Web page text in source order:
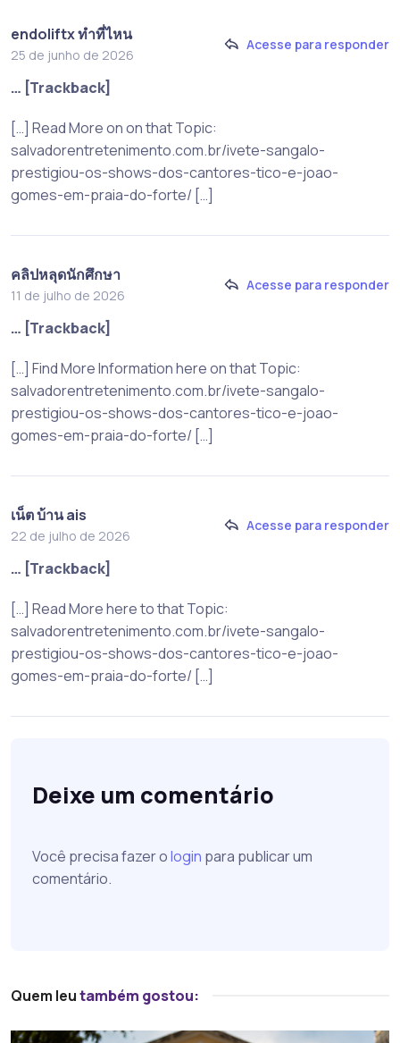
endoliftx ทำที่ไหน
25 de junho de 2026
Acesse para responder
… [Trackback]
[…] Read More on on that Topic:
salvadorentretenimento.com.br/ivete-sangalo-
prestigiou-os-shows-dos-cantores-tico-e-joao-
gomes-em-praia-do-forte/ […]
คลิปหลุดนักศึกษา
11 de julho de 2026
Acesse para responder
… [Trackback]
[…] Find More Information here on that Topic:
salvadorentretenimento.com.br/ivete-sangalo-
prestigiou-os-shows-dos-cantores-tico-e-joao-
gomes-em-praia-do-forte/ […]
เน็ต บ้าน ais
22 de julho de 2026
Acesse para responder
… [Trackback]
[…] Read More here to that Topic:
salvadorentretenimento.com.br/ivete-sangalo-
prestigiou-os-shows-dos-cantores-tico-e-joao-
gomes-em-praia-do-forte/ […]
Deixe um comentário
Você precisa fazer ologin para publicar um
comentário.
Quem leutambém gostou: